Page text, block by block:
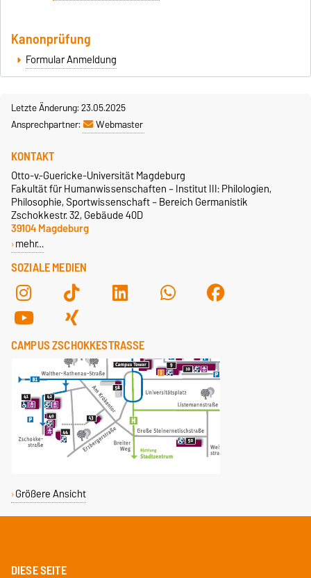
Kanonprüfung
Formular Anmeldung
Letzte Änderung: 23.05.2025
Ansprechpartner:
Webmaster
SOZIALE MEDIEN
KONTAKT
Otto-v.-Guericke-Universität Magdeburg
Fakultät für Humanwissenschaften – Institut III: Philologien,
Philosophie, Sportwissenschaft – Bereich Germanistik
Zschokkestr. 32, Gebäude 40D
39104 Magdeburg
mehr…
CAMPUS ZSCHOKKESTRASSE
Größere Ansicht
DIESE SEITE